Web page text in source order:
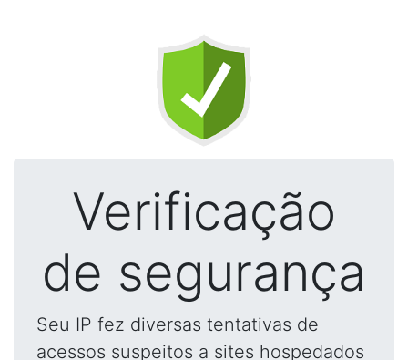
Verificação
de segurança
Seu IP fez diversas tentativas de
acessos suspeitos a sites hospedados